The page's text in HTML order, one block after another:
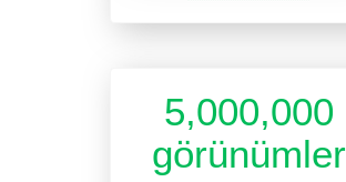
5,000,000
görünümler